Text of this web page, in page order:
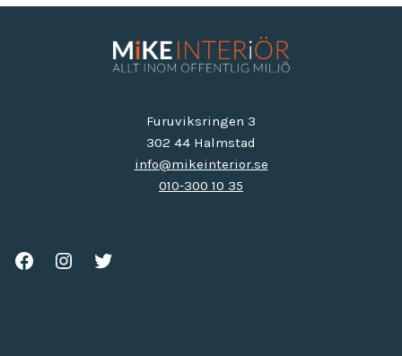
Furuviksringen 3
302 44 Halmstad
info@mikeinterior.se
010-300 10 35